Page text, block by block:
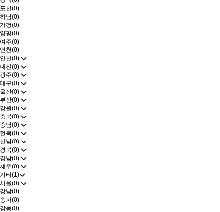
포천(0)
하남(0)
가평(0)
양평(0)
여주(0)
연천(0)
인천(0)
대전(0)
광주(0)
대구(0)
울산(0)
부산(0)
강원(0)
충북(0)
충남(0)
전북(0)
전남(0)
경북(0)
경남(0)
제주(0)
기타(1)
서울(0)
강남(0)
송파(0)
강동(0)